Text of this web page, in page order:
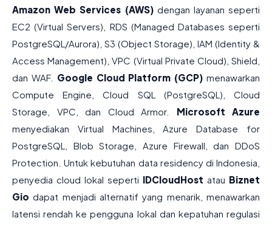
Amazon Web Services (AWS)dengan layanan seperti
EC2 (Virtual Servers), RDS (Managed Databases seperti
PostgreSQL/Aurora), S3 (Object Storage), IAM (Identity &
Access Management), VPC (Virtual Private Cloud), Shield,
dan WAF. Google Cloud Platform (GCP) menawarkan
Compute Engine, Cloud SQL (PostgreSQL), Cloud
Storage, VPC, dan Cloud Armor. Microsoft Azure
menyediakan Virtual Machines, Azure Database for
PostgreSQL, Blob Storage, Azure Firewall, dan DDoS
Protection. Untuk kebutuhan data residency di Indonesia,
penyedia cloud lokal seperti IDCloudHost atau Biznet
Gio dapat menjadi alternatif yang menarik, menawarkan
latensi rendah ke pengguna lokal dan kepatuhan regulasi